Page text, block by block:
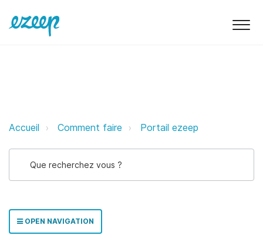
Comment faire: Modifier la
Accueil Comment faire Portail ezeep
OPEN NAVIGATION